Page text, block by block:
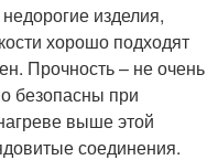
изделия,
хорошо подходят
Прочность – не очень
безопасны при
выше этой
соединения.